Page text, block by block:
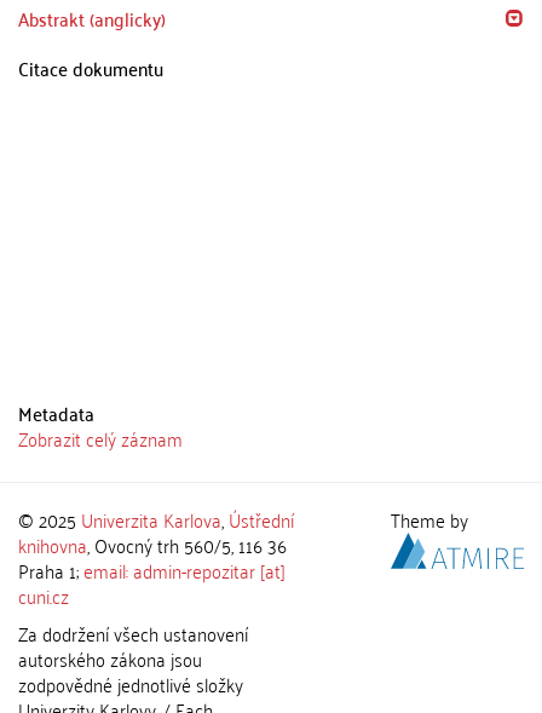
Abstrakt (anglicky)
Citace dokumentu
Metadata
Zobrazit celý záznam
© 2025 Univerzita Karlova,Ústřední
knihovna, Ovocný trh 560/5, 116 36
Praha 1;email: admin-repozitar [at]
cuni.cz
Za dodržení všech ustanovení
autorského zákona jsou
zodpovědné jednotlivé složky
Theme by